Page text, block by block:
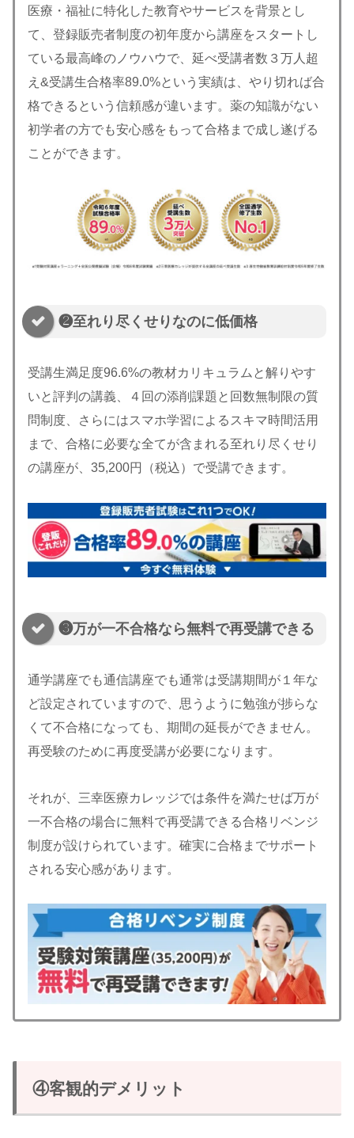
医療・福祉に特化した教育やサービスを背景とし
て、登録販売者制度の初年度から講座をスタートし
ている最高峰のノウハウで、延べ受講者数３万人超
え&受講生合格率89.0%という実績は、やり切れば合
格できるという信頼感が違います。薬の知識がない
初学者の方でも安心感をもって合格まで成し遂げる
ことができます。
❷至れり尽くせりなのに低価格
受講生満足度96.6%の教材カリキュラムと解りやす
いと評判の講義、４回の添削課題と回数無制限の質
問制度、さらにはスマホ学習によるスキマ時間活用
まで、合格に必要な全てが含まれる至れり尽くせり
の講座が、35,200円（税込）で受講できます。
❸万が一不合格なら無料で再受講できる
通学講座でも通信講座でも通常は受講期間が１年な
ど設定されていますので、思うように勉強が捗らな
くて不合格になっても、期間の延長ができません。
再受験のために再度受講が必要になります。
それが、三幸医療カレッジでは条件を満たせば万が
一不合格の場合に無料で再受講できる合格リベンジ
制度が設けられています。確実に合格までサポート
される安心感があります。
④客観的デメリット